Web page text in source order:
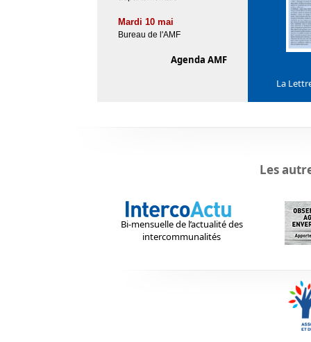
Mardi 10 mai
Bureau de l'AMF
Agenda AMF
La
Les
Bi-mensuelle de l’actualité des
intercommunalités